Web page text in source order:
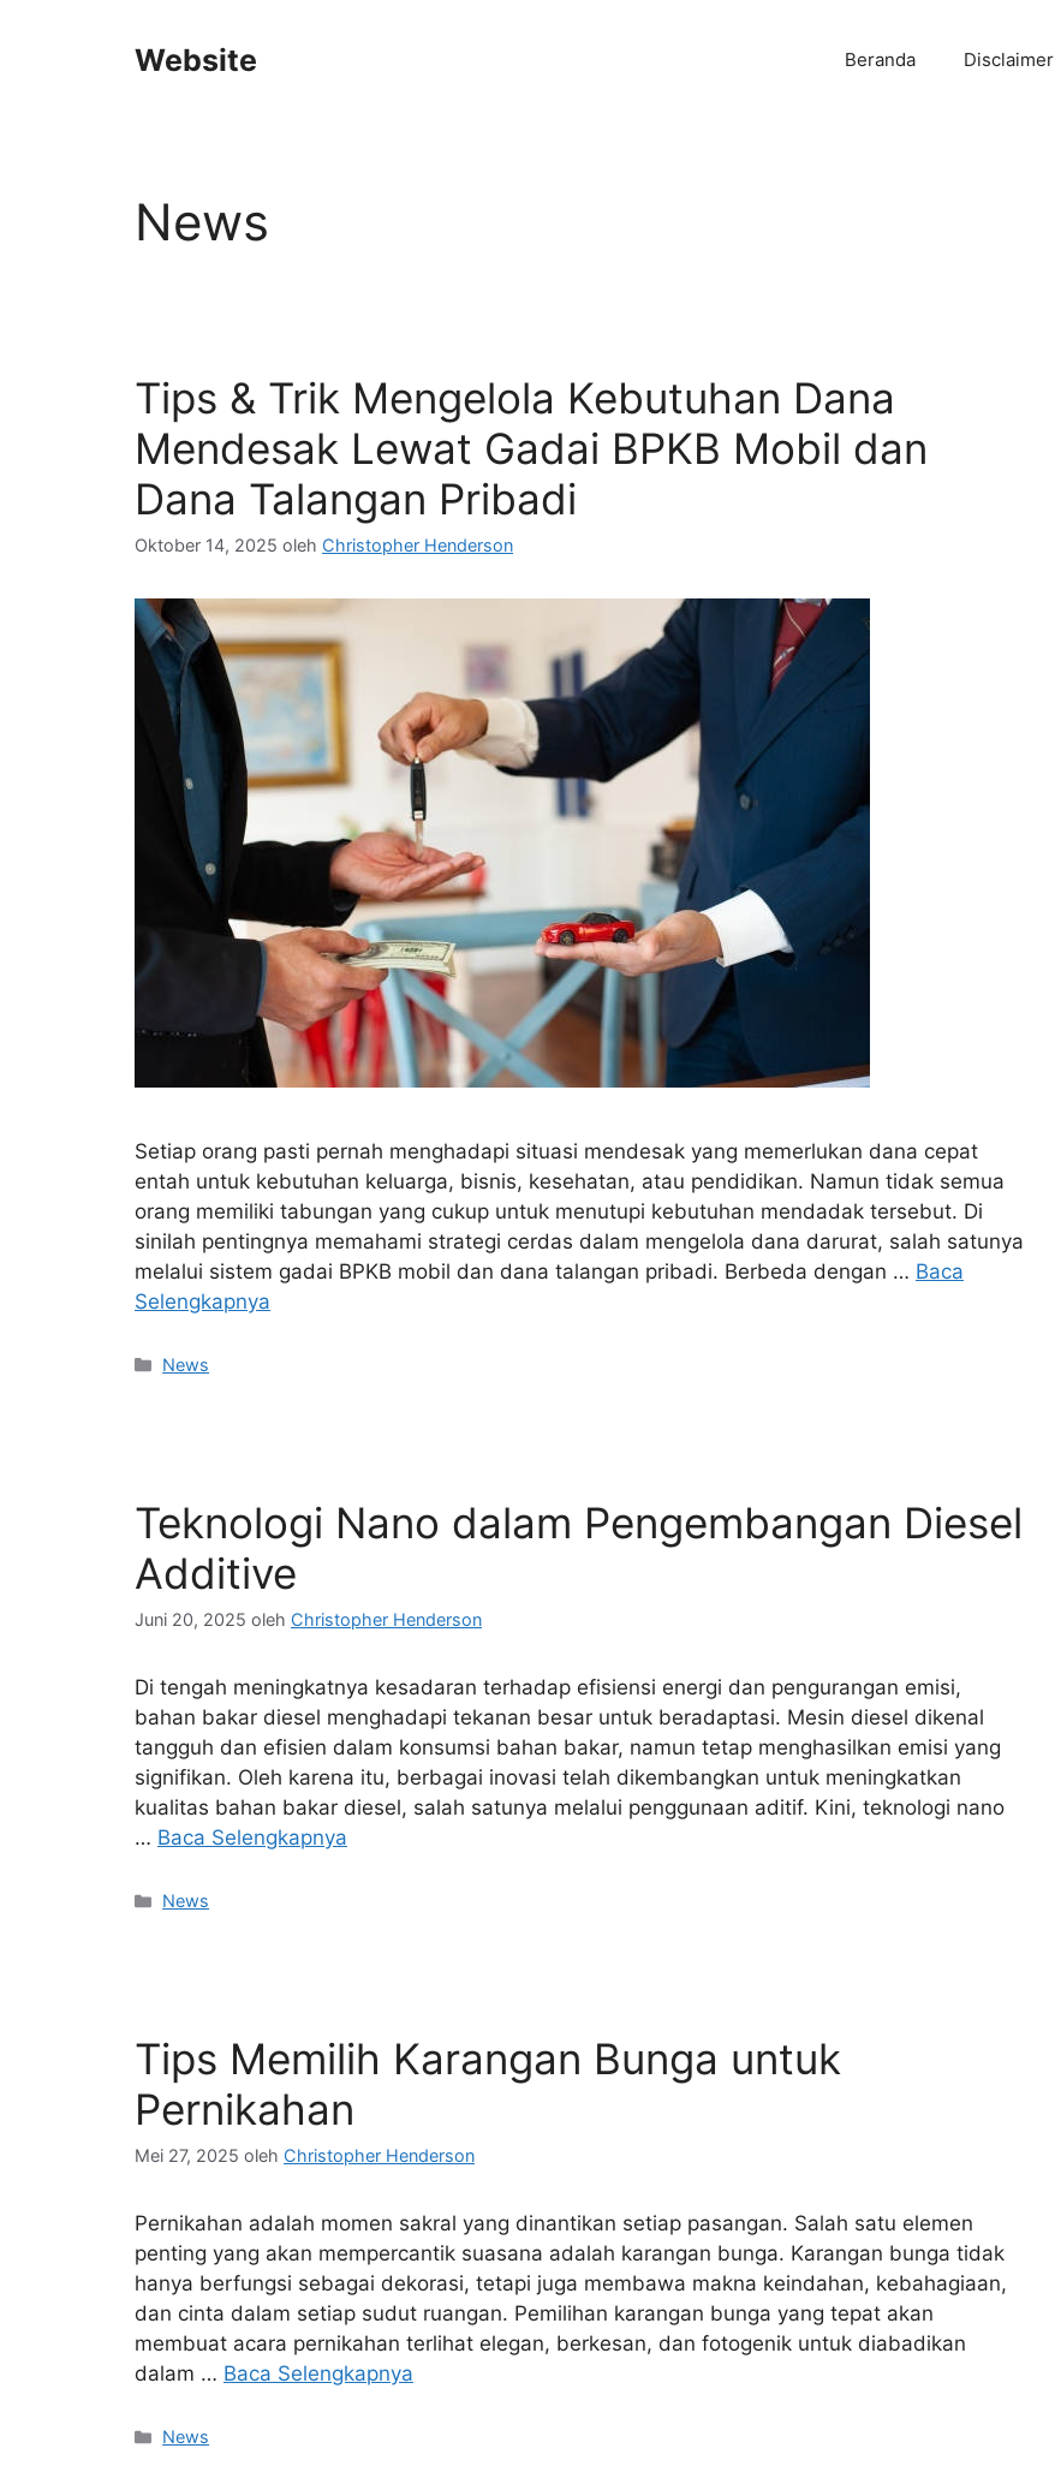
Website Beranda Disclaimer
News
Tips & Trik Mengelola Kebutuhan Dana
Mendesak Lewat Gadai BPKB Mobil dan
Dana Talangan Pribadi
Oktober 14, 2025 oleh Christopher Henderson
Setiap orang pasti pernah menghadapi situasi mendesak yang memerlukan dana cepat
entah untuk kebutuhan keluarga, bisnis, kesehatan, atau pendidikan. Namun tidak semua
orang memiliki tabungan yang cukup untuk menutupi kebutuhan mendadak tersebut. Di
sinilah pentingnya memahami strategi cerdas dalam mengelola dana darurat, salah satunya
melalui sistem gadai BPKB mobil dan dana talangan pribadi. Berbeda dengan … Baca
Selengkapnya
Kategori
News
Teknologi Nano dalam Pengembangan Diesel
Additive
Juni 20, 2025 oleh Christopher Henderson
Di tengah meningkatnya kesadaran terhadap efisiensi energi dan pengurangan emisi,
bahan bakar diesel menghadapi tekanan besar untuk beradaptasi. Mesin diesel dikenal
tangguh dan efisien dalam konsumsi bahan bakar, namun tetap menghasilkan emisi yang
signifikan. Oleh karena itu, berbagai inovasi telah dikembangkan untuk meningkatkan
kualitas bahan bakar diesel, salah satunya melalui penggunaan aditif. Kini, teknologi nano
… Baca Selengkapnya
Kategori
News
Tips Memilih Karangan Bunga untuk
Pernikahan
Mei 27, 2025 oleh Christopher Henderson
Pernikahan adalah momen sakral yang dinantikan setiap pasangan. Salah satu elemen
penting yang akan mempercantik suasana adalah karangan bunga. Karangan bunga tidak
hanya berfungsi sebagai dekorasi, tetapi juga membawa makna keindahan, kebahagiaan,
dan cinta dalam setiap sudut ruangan. Pemilihan karangan bunga yang tepat akan
membuat acara pernikahan terlihat elegan, berkesan, dan fotogenik untuk diabadikan
dalam … Baca Selengkapnya
Kategori
News